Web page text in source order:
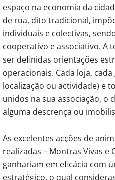
espaço na economia da
de rua, dito tradicional,
individuais e colectivas,
cooperativo e associativo. A
ser definidas orientações
operacionais. Cada loja,
localização ou actividade) e
unidos na sua associação, o
alguma descrença ou
As excelentes acções de
realizadas – Montras Vivas e
ganhariam em eficácia com
estratégico, o qual